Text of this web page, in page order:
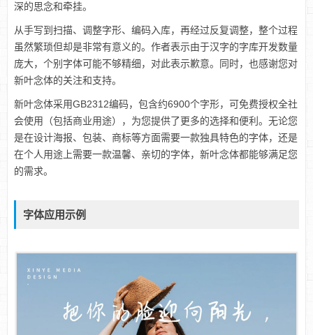
深的思念和牵挂。
从手写到扫描、调整字形、编码入库，再经过反复调整，整个过程
虽然繁琐但却是非常有意义的。作者表示由于汉字的字库开发数量
庞大，个别字体可能不够精细，对此表示歉意。同时，也感谢您对
新叶念体的关注和支持。
新叶念体采用GB2312编码，包含约6900个字形，可免费授权全社
会使用（包括商业用途），为您提供了更多的选择和便利。无论您
是在设计海报、包装、商标等方面需要一款独具特色的字体，还是
在个人用途上需要一款温馨、亲切的字体，新叶念体都能够满足您
的需求。
字体应用示例